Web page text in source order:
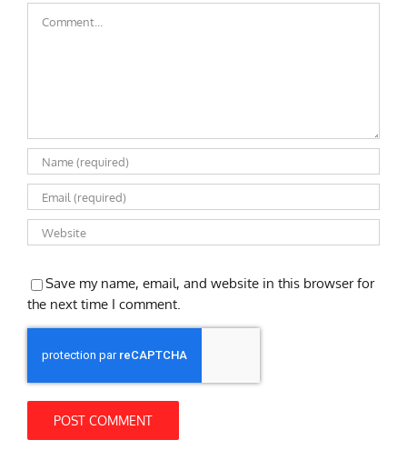
Save my name, email, and website in this browser for
the next time I comment.